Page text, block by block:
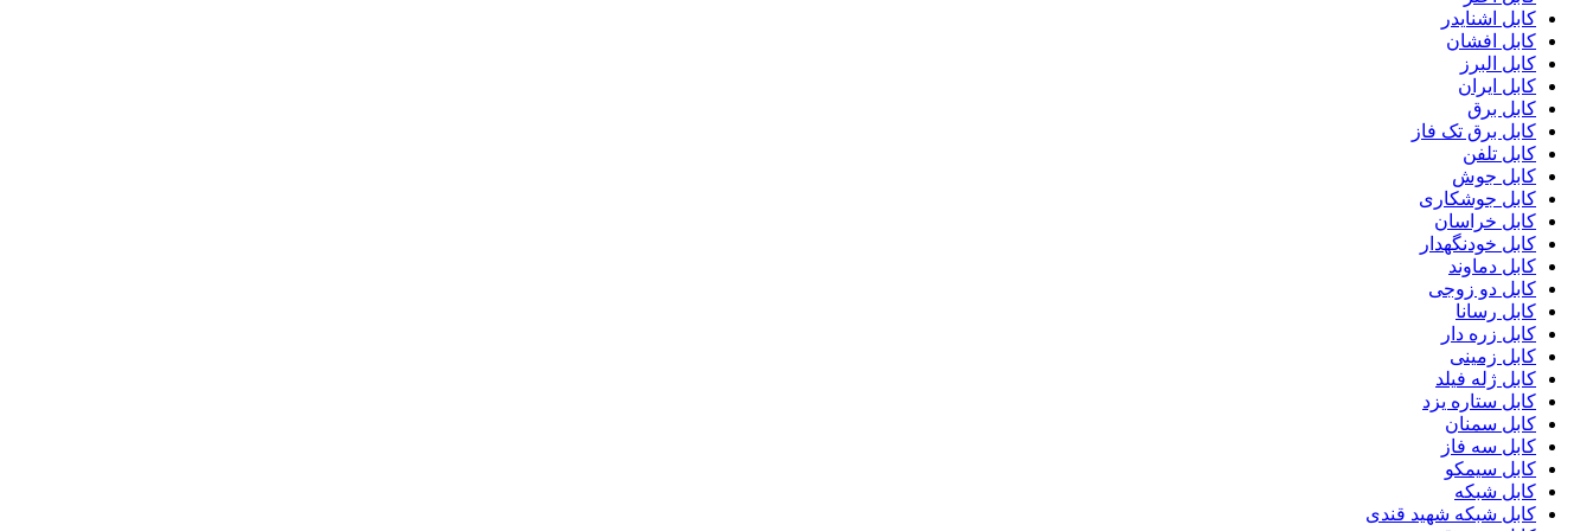
کابل اشنایدر
کابل افشان
کابل البرز
کابل ایران
کابل برق
کابل برق تک فاز
کابل تلفن
کابل جوش
کابل جوشکاری
کابل خراسان
کابل خودنگهدار
کابل دماوند
کابل دو زوجی
کابل رسانا
کابل زره دار
کابل زمینی
کابل ژله فیلد
کابل ستاره یزد
کابل سمنان
کابل سه فاز
کابل سیمکو
کابل شبکه
کابل شبکه شهید قندی